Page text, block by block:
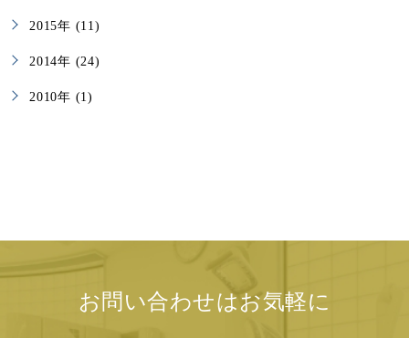
2015年 (11)
2014年 (24)
2010年 (1)
お問い合わせはお気軽に